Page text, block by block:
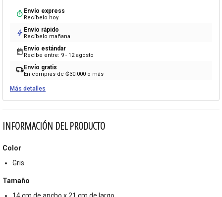
timer Envío express
Recíbelo hoy
bolt Envío rápido
Recíbelo mañana
calendar_month Envío estándar
Recibe entre: 9 - 12 agosto
local_shippingEnvío gratis
En compras de ₡30.000 o más
Más detalles
INFORMACIÓN DEL PRODUCTO
Color
Gris.
Tamaño